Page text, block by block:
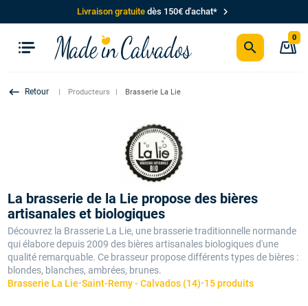
Livraison gratuitedès 150€ d'achat* chevron_right
search
0
keyboard_backspace Producteurs Brasserie La Lie
La brasserie de la Lie propose des bières
artisanales et biologiques
Découvrez la Brasserie La Lie, une brasserie traditionnelle normande
qui élabore depuis 2009 des bières artisanales biologiques d'une
qualité remarquable. Ce brasseur propose différents types de bières :
blondes, blanches, ambrées, brunes.
Brasserie La Lie•Saint-Remy - Calvados (14)•15 produits